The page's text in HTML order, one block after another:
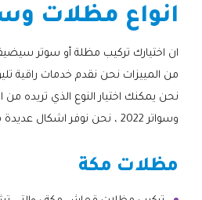
انواع مظلات
ان اختيارك تركيب مظلة أو سوتر
من المييزات نحن نقدم خدمات راقية
نحن يمكنك اختيار النوع الذي تريده
وسواتر 2022 ، نحن نوفر اشكال عديدة منها والتي تشمل :
مظلات مكة